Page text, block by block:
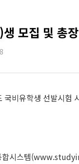
모집 및 총
비유학생 선발시험
시스템